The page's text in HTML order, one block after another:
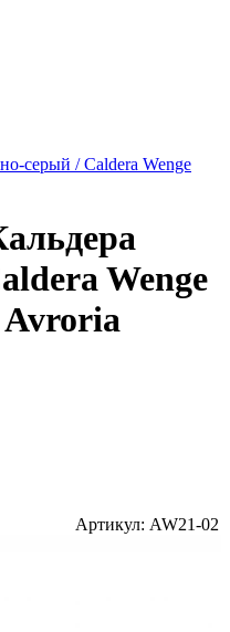
серый / Caldera Wenge
Wenge
Avroria
Артикул: AW21-02